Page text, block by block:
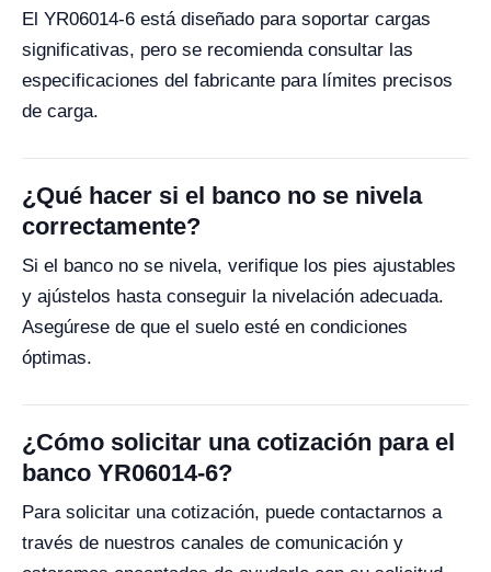
El YR06014-6 está diseñado para soportar cargas
significativas, pero se recomienda consultar las
especificaciones del fabricante para límites precisos
de carga.
¿Qué hacer si el banco no se nivela
correctamente?
Si el banco no se nivela, verifique los pies ajustables
y ajústelos hasta conseguir la nivelación adecuada.
Asegúrese de que el suelo esté en condiciones
óptimas.
¿Cómo solicitar una cotización para el
banco YR06014-6?
Para solicitar una cotización, puede contactarnos a
través de nuestros canales de comunicación y